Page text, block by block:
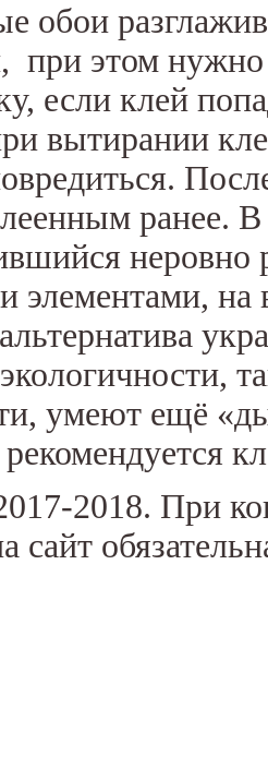
обои
при этом
если клей
вытирании
ранее.
неровно
элементами,
умеют ещё
2018. При
сайт